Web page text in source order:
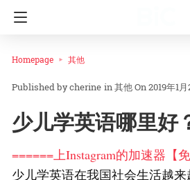
Homepage 其他
cherine in其他On 2019年1
少儿学英语哪里好
======上Instagram的加速器【
少儿学英语在我国社会生活越